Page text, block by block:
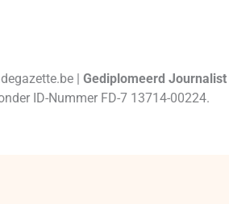
|Gediplomeerd Journalist
ID-Nummer FD-7 13714-00224.